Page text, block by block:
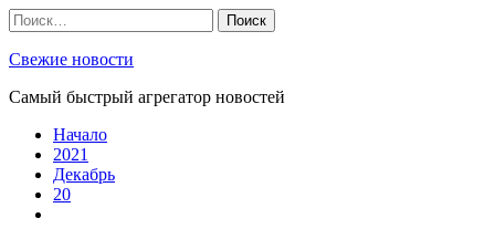
Skip
to
content
Найти:
Свежие новости
Самый быстрый агрегатор новостей
Начало
2021
Декабрь
20